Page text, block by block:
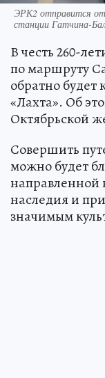
ЭРК2 отправится от
станции Гатчина-
В честь 260-
по маршруту
обратно будет
«Лахта». Об
Октябрьской
Совершить
можно будет
направленной
наследия и
значимым